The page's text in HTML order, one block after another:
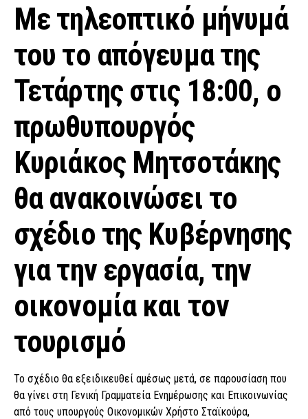
Με τηλεοπτικό μήνυμά
του το απόγευμα της
Τετάρτης στις 18:00, ο
πρωθυπουργός
Κυριάκος Μητσοτάκης
θα ανακοινώσει το
σχέδιο της Κυβέρνησης
για την εργασία, την
οικονομία και τον
τουρισμό
Το σχέδιο θα εξειδικευθεί αμέσως μετά, σε παρουσίαση που
θα γίνει στη Γενική Γραμματεία Ενημέρωσης και Επικοινωνίας
από τους υπουργούς Οικονομικών Χρήστο Σταϊκούρα,